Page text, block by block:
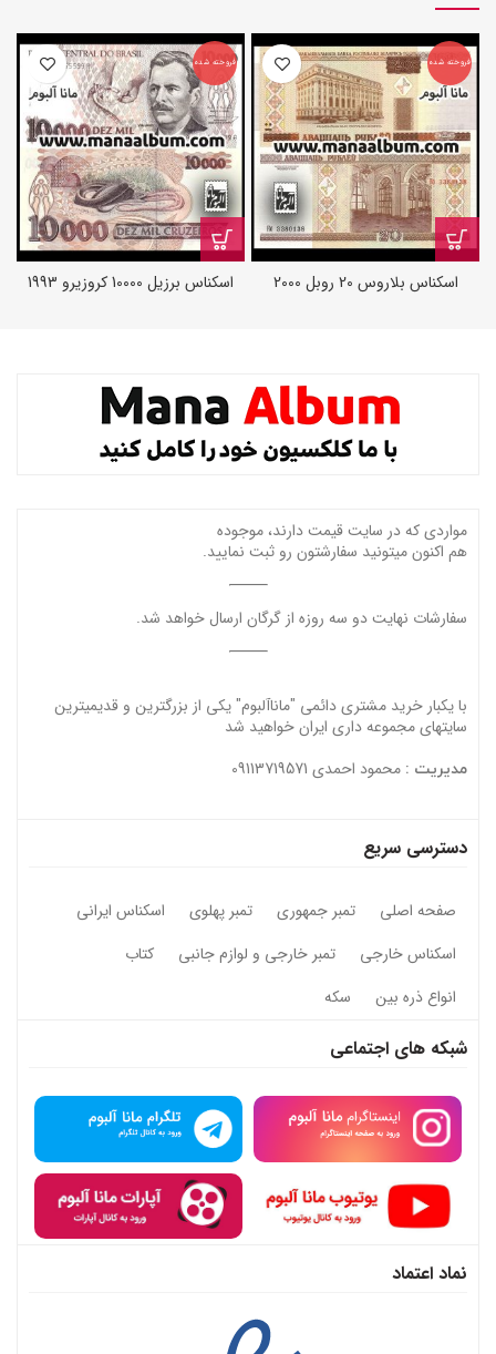
فروخته شده
اسکناس بلاروس 20 روبل 2000
فروخته شده
اسکناس برزیل 10000 کروزیرو 1993
مواردی که در سایت قیمت دارند، موجوده
هم اکنون میتونید سفارشتون رو ثبت نمایید.
سفارشات نهایت دو سه روزه از گرگان ارسال خواهد شد.
با یکبار خرید مشتری دائمی "ماناآلبوم" یکی از بزرگترین و قدیمیترین
سایتهای مجموعه داری ایران خواهید شد
مدیریت : محمود احمدی 09113719571
دسترسی سریع
صفحه اصلی تمبر جمهوری تمبر پهلوی
اسکناس ایرانی
اسکناس خارجی
تمبر خارجی و لوازم جانبی
کتاب
انواع ذره بین
سکه
شبکه های اجتماعی
نماد اعتماد